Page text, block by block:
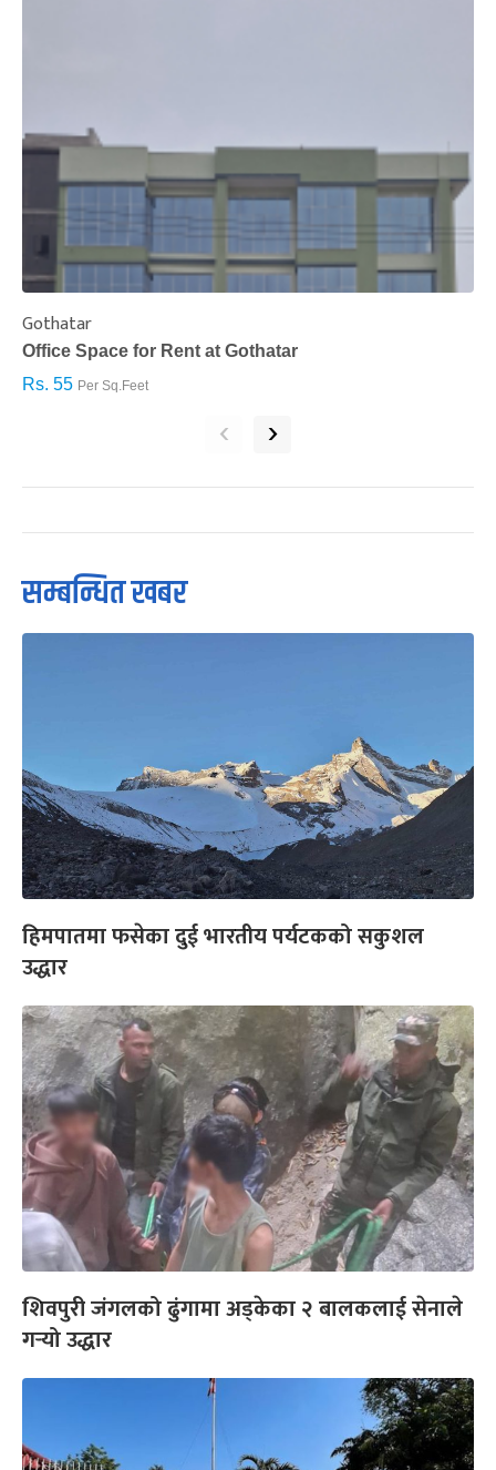
Gothatar
Office Space for Rent at Gothatar
Rs. 55 Per Sq.Feet
‹ ›
सम्बन्धित खबर
हिमपातमा फसेका दुई भारतीय पर्यटकको सकुशल
उद्धार
शिवपुरी जंगलको ढुंगामा अड्केका २ बालकलाई सेनाले
गर्‍यो उद्धार